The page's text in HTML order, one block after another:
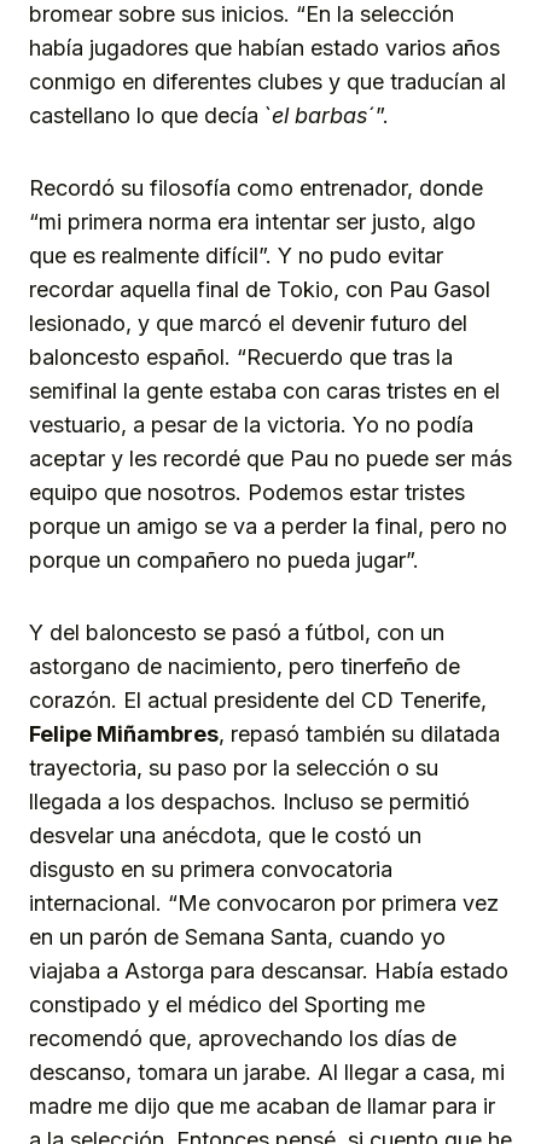
bromear sobre sus inicios. “En la selección
había jugadores que habían estado varios años
conmigo en diferentes clubes y que traducían al
castellano lo que decía `el barbas´”.
Recordó su filosofía como entrenador, donde
“mi primera norma era intentar ser justo, algo
que es realmente difícil”. Y no pudo evitar
recordar aquella final de Tokio, con Pau Gasol
lesionado, y que marcó el devenir futuro del
baloncesto español. “Recuerdo que tras la
semifinal la gente estaba con caras tristes en el
vestuario, a pesar de la victoria. Yo no podía
aceptar y les recordé que Pau no puede ser más
equipo que nosotros. Podemos estar tristes
porque un amigo se va a perder la final, pero no
porque un compañero no pueda jugar”.
Y del baloncesto se pasó a fútbol, con un
astorgano de nacimiento, pero tinerfeño de
corazón. El actual presidente del CD Tenerife,
Felipe Miñambres, repasó también su dilatada
trayectoria, su paso por la selección o su
llegada a los despachos. Incluso se permitió
desvelar una anécdota, que le costó un
disgusto en su primera convocatoria
internacional. “Me convocaron por primera vez
en un parón de Semana Santa, cuando yo
viajaba a Astorga para descansar. Había estado
constipado y el médico del Sporting me
recomendó que, aprovechando los días de
descanso, tomara un jarabe. Al llegar a casa, mi
madre me dijo que me acaban de llamar para ir